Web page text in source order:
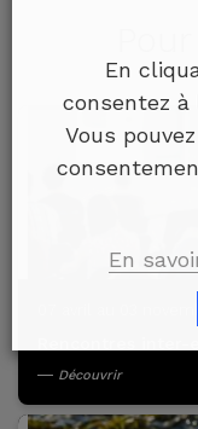
07 avril au 03
Découvrir
En
consentez à
Vous
En